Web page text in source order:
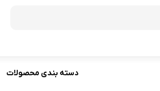
دسته بندی محصولات